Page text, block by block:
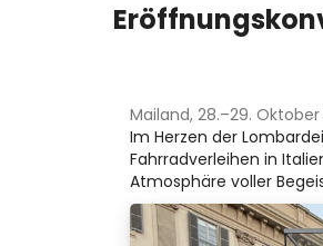
Mailand, 28.–29. Oktober
Im Herzen der
Fahrradverleihen in
Atmosphäre voller